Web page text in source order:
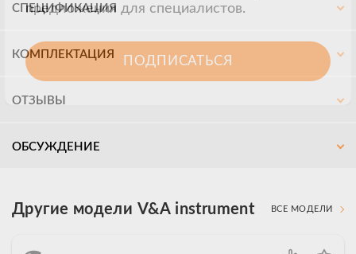
СПЕЦИФИКАЦИЯ
КОМПЛЕКТАЦИЯ
ОТЗЫВЫ
ОБСУЖДЕНИЕ
Другие модели V&A instrument ВСЕ МОДЕЛИ
предложения для специалистов.
ПОДПИСАТЬСЯ